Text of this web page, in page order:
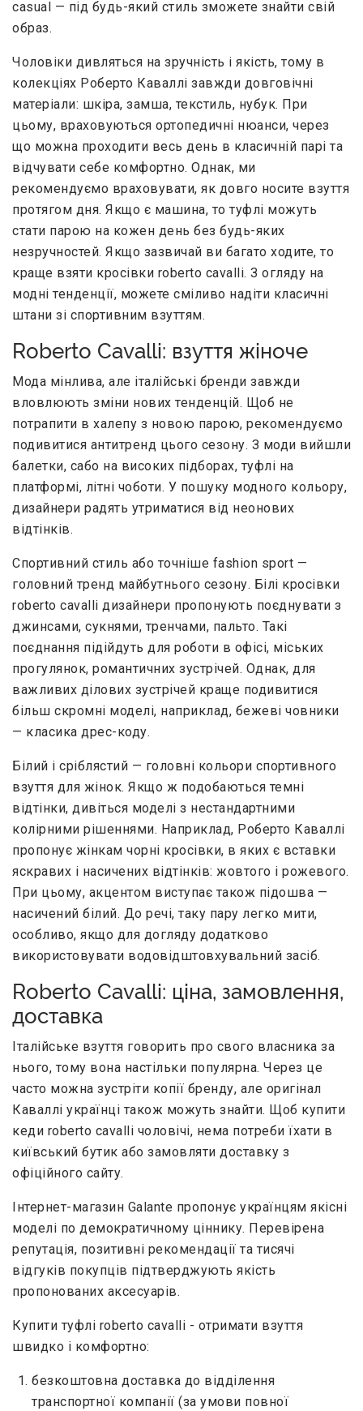
casual — під будь-який стиль зможете знайти свій
образ.
Чоловіки дивляться на зручність і якість, тому в
колекціях Роберто Каваллі завжди довговічні
матеріали: шкіра, замша, текстиль, нубук. При
цьому, враховуються ортопедичні нюанси, через
що можна проходити весь день в класичній парі та
відчувати себе комфортно. Однак, ми
рекомендуємо враховувати, як довго носите взуття
протягом дня. Якщо є машина, то туфлі можуть
стати парою на кожен день без будь-яких
незручностей. Якщо зазвичай ви багато ходите, то
краще взяти кросівки roberto cavalli. З огляду на
модні тенденції, можете сміливо надіти класичні
штани зі спортивним взуттям.
Roberto Cavalli: взуття жіноче
Мода мінлива, але італійські бренди завжди
вловлюють зміни нових тенденцій. Щоб не
потрапити в халепу з новою парою, рекомендуємо
подивитися антитренд цього сезону. З моди вийшли
балетки, сабо на високих підборах, туфлі на
платформі, літні чоботи. У пошуку модного кольору,
дизайнери радять утриматися від неонових
відтінків.
Спортивний стиль або точніше fashion sport —
головний тренд майбутнього сезону. Білі кросівки
roberto cavalli дизайнери пропонують поєднувати з
джинсами, сукнями, тренчами, пальто. Такі
поєднання підійдуть для роботи в офісі, міських
прогулянок, романтичних зустрічей. Однак, для
важливих ділових зустрічей краще подивитися
більш скромні моделі, наприклад, бежеві човники
— класика дрес-коду.
Білий і сріблястий — головні кольори спортивного
взуття для жінок. Якщо ж подобаються темні
відтінки, дивіться моделі з нестандартними
колірними рішеннями. Наприклад, Роберто Каваллі
пропонує жінкам чорні кросівки, в яких є вставки
яскравих і насичених відтінків: жовтого і рожевого.
При цьому, акцентом виступає також підошва —
насичений білий. До речі, таку пару легко мити,
особливо, якщо для догляду додатково
використовувати водовідштовхувальний засіб.
Roberto Cavalli: ціна, замовлення,
доставка
Італійське взуття говорить про свого власника за
нього, тому вона настільки популярна. Через це
часто можна зустріти копії бренду, але оригінал
Каваллі українці також можуть знайти. Щоб купити
кеди roberto cavalli чоловічі, нема потреби їхати в
київський бутик або замовляти доставку з
офіційного сайту.
Інтернет-магазин Galante пропонує українцям якісні
моделі по демократичному ціннику. Перевірена
репутація, позитивні рекомендації та тисячі
відгуків покупців підтверджують якість
пропонованих аксесуарів.
Купити туфлі roberto cavalli - отримати взуття
швидко і комфортно:
безкоштовна доставка до відділення
транспортної компанії (за умови повної